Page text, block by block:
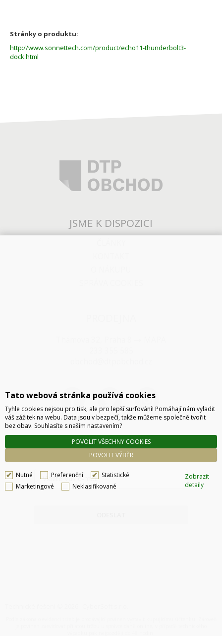
Stránky o produktu:
http://www.sonnettech.com/product/echo11-thunderbolt3-
dock.html
JSME K DISPOZICI
NEWSLETTER
Tato webová stránka používá cookies
Tyhle cookies nejsou pro tisk, ale pro lepší surfování! Pomáhají nám vyladit
váš zážitek na webu. Data jsou v bezpečí, takže můžeme společně tvořit
bez obav. Souhlasíte s naším nastavením?
POVOLIT VÝBĚR
POVOLIT VŠECHNY COOKIES
Nutné Preferenční
Statistické
Marketingové
Neklasifikované
Zobrazit
detaily